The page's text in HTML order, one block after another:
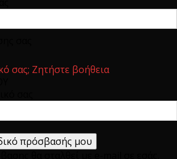
σας; Ζητήστε βοήθεια